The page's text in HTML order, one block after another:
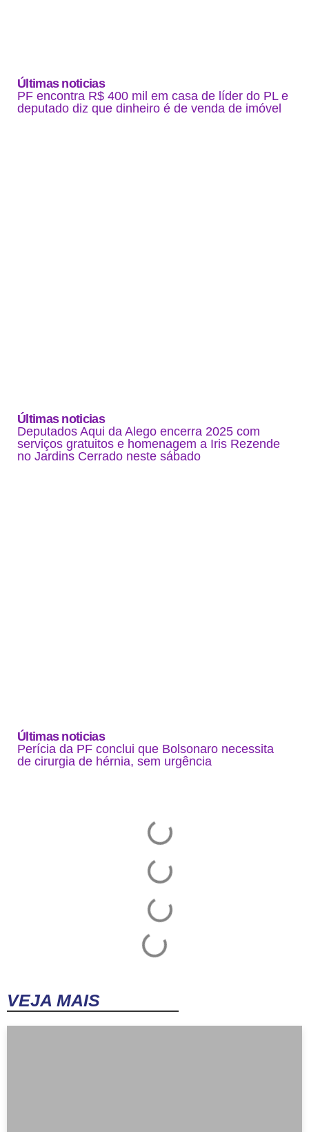
Últimas noticias
PF encontra R$ 400 mil em casa de líder do PL e
deputado diz que dinheiro é de venda de imóvel
Últimas noticias
Deputados Aqui da Alego encerra 2025 com
serviços gratuitos e homenagem a Iris Rezende
no Jardins Cerrado neste sábado
Últimas noticias
Perícia da PF conclui que Bolsonaro necessita
de cirurgia de hérnia, sem urgência
VEJA MAIS